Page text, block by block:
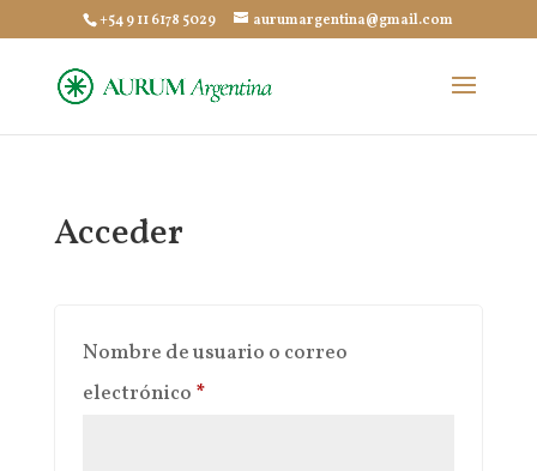
+54 9 11 6178 5029 aurumargentina@gmail.com
Acceder
Nombre de usuario o correo
electrónico *Obligatorio